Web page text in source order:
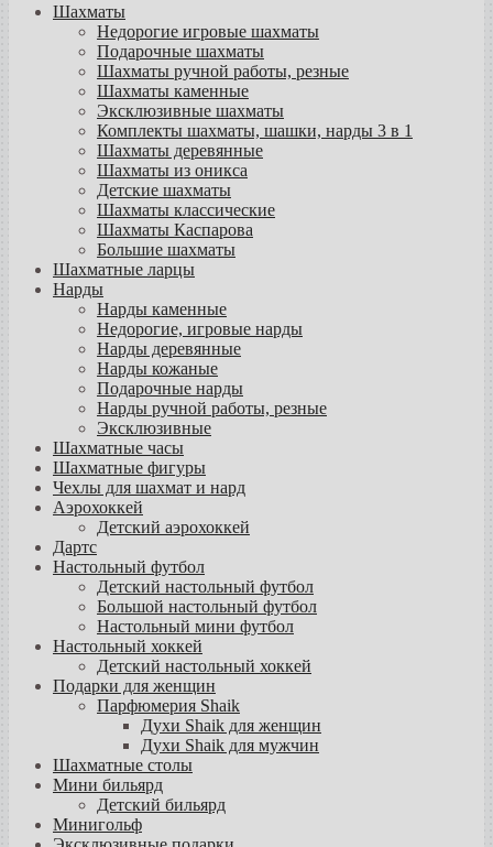
Шахматы
Недорогие игровые шахматы
Подарочные шахматы
Шахматы ручной работы, резные
Шахматы каменные
Эксклюзивные шахматы
Комплекты шахматы, шашки, нарды 3 в 1
Шахматы деревянные
Шахматы из оникса
Детские шахматы
Шахматы классические
Шахматы Каспарова
Большие шахматы
Шахматные ларцы
Нарды
Нарды каменные
Недорогие, игровые нарды
Нарды деревянные
Нарды кожаные
Подарочные нарды
Нарды ручной работы, резные
Эксклюзивные
Шахматные часы
Шахматные фигуры
Чехлы для шахмат и нард
Аэрохоккей
Детский аэрохоккей
Дартс
Настольный футбол
Детский настольный футбол
Большой настольный футбол
Настольный мини футбол
Настольный хоккей
Детский настольный хоккей
Подарки для женщин
Парфюмерия Shaik
Духи Shaik для женщин
Духи Shaik для мужчин
Шахматные столы
Мини бильярд
Детский бильярд
Минигольф